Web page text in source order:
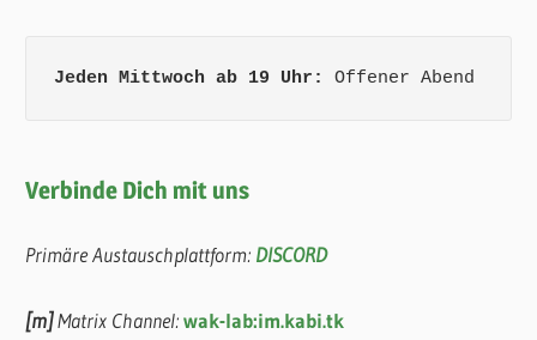
Jeden Mittwoch ab 19 Uhr: Offener Abend
Verbinde Dich mit uns
Primäre Austauschplattform: DISCORD
[m]Matrix Channel:wak-lab:im.kabi.tk